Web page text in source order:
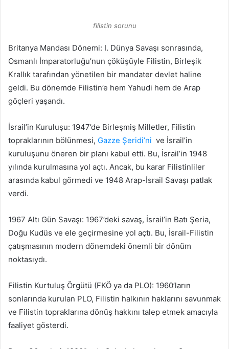
filistin sorunu
Britanya Mandası Dönemi: I. Dünya Savaşı sonrasında,
Osmanlı İmparatorluğu’nun çöküşüyle Filistin, Birleşik
Krallık tarafından yönetilen bir mandater devlet haline
geldi. Bu dönemde Filistin’e hem Yahudi hem de Arap
göçleri yaşandı.
İsrail’in Kuruluşu: 1947’de Birleşmiş Milletler, Filistin
topraklarının bölünmesi, Gazze Şeridi’ni ve İsrail’in
kuruluşunu öneren bir planı kabul etti. Bu, İsrail’in 1948
yılında kurulmasına yol açtı. Ancak, bu karar Filistinliler
arasında kabul görmedi ve 1948 Arap-İsrail Savaşı patlak
verdi.
1967 Altı Gün Savaşı: 1967’deki savaş, İsrail’in Batı Şeria,
Doğu Kudüs ve ele geçirmesine yol açtı. Bu, İsrail-Filistin
çatışmasının modern dönemdeki önemli bir dönüm
noktasıydı.
Filistin Kurtuluş Örgütü (FKÖ ya da PLO): 1960’ların
sonlarında kurulan PLO, Filistin halkının haklarını savunmak
ve Filistin topraklarına dönüş hakkını talep etmek amacıyla
faaliyet gösterdi.